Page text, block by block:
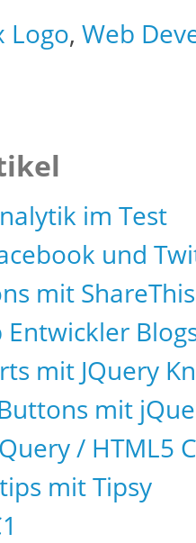
Logo, Web
im Test
und
mit ShareThis
Entwickler
mit JQuery
mit
/ HTML5
mit Tipsy